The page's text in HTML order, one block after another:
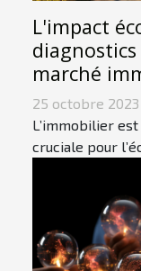
L'impact
marché
25 octobre 2023
L’immobilier
cruciale pour